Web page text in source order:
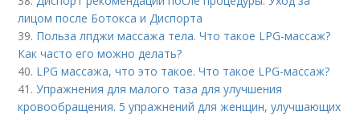
лицом после Ботокса и Диспорта
39. Польза лпджи массажа тела. Что такое LPG-массаж?
Как часто его можно делать?
40. LPG массажа, что это такое. Что такое LPG-массаж?
41.Упражнения для малого таза для улучшения
кровообращения. 5 упражнений для женщин, улучшающих